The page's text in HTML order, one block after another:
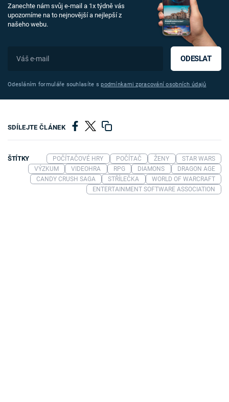
Zanechte nám svůj e-mail a 1x týdně vás
upozorníme na to nejnovější a nejlepší z
našeho webu.
ODESLAT
Odesláním formuláře souhlasíte spodmínkami zpracování osobních údajů
SDÍLEJTE ČLÁNEK
ŠTÍTKY POČÍTAČOVÉ HRY POČÍTAČ ŽENY
STAR WARS
VÝZKUM
VIDEOHRA RPG DIAMONS
DRAGON AGE
CANDY CRUSH SAGA
STŘÍLEČKA
WORLD OF WARCRAFT
ENTERTAINMENT SOFTWARE ASSOCIATION